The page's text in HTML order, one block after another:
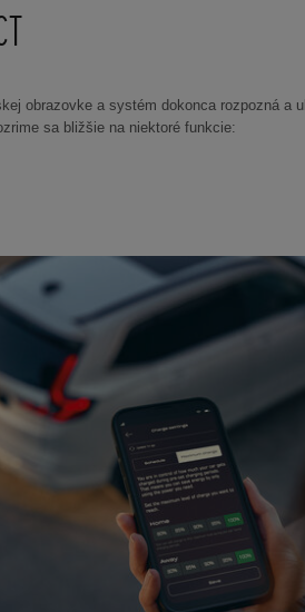
obrazovke a systém dokonca rozpozná a
sa bližšie na niektoré funkcie: